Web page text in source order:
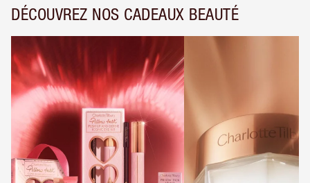
DÉCOUVREZ NOS CADEAUX BEAUTÉ